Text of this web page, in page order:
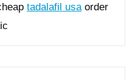
tadalafil usaorder